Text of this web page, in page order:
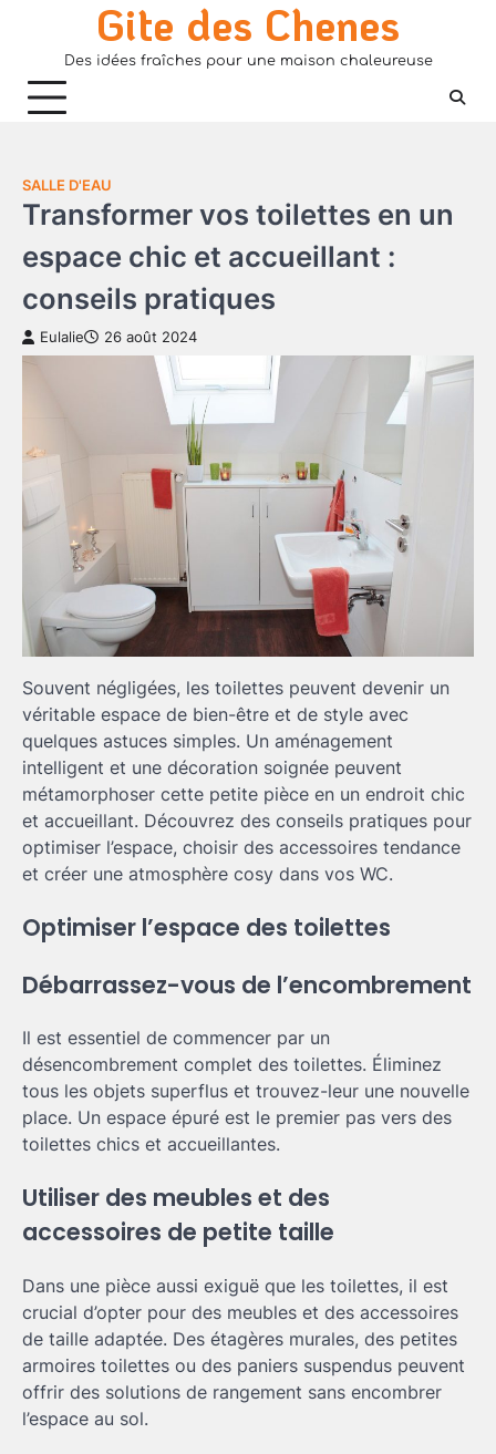
Gite des Chenes
Des idées fraîches pour une maison chaleureuse
SALLE D'EAU
Transformer vos toilettes en un
espace chic et accueillant :
conseils pratiques
Eulalie 26 août 2024
Souvent négligées, les toilettes peuvent devenir un
véritable espace de bien-être et de style avec
quelques astuces simples. Un aménagement
intelligent et une décoration soignée peuvent
métamorphoser cette petite pièce en un endroit chic
et accueillant. Découvrez des conseils pratiques pour
optimiser l’espace, choisir des accessoires tendance
et créer une atmosphère cosy dans vos WC.
Optimiser l’espace des toilettes
Débarrassez-vous de l’encombrement
Il est essentiel de commencer par un
désencombrement complet des toilettes. Éliminez
tous les objets superflus et trouvez-leur une nouvelle
place. Un espace épuré est le premier pas vers des
toilettes chics et accueillantes.
Utiliser des meubles et des
accessoires de petite taille
Dans une pièce aussi exiguë que les toilettes, il est
crucial d’opter pour des meubles et des accessoires
de taille adaptée. Des étagères murales, des petites
armoires toilettes ou des paniers suspendus peuvent
offrir des solutions de rangement sans encombrer
l’espace au sol.